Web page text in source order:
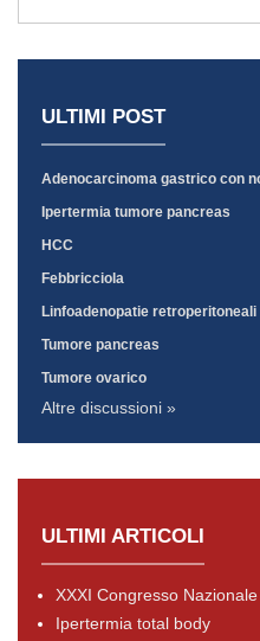
ULTIMI POST
Adenocarcinoma gastrico con
Ipertermia tumore pancreas
HCC
Febbricciola
Linfoadenopatie retroperitoneali
Tumore pancreas
Tumore ovarico
Altre discussioni »
ULTIMI ARTICOLI
XXXI Congresso Nazionale
Ipertermia total body